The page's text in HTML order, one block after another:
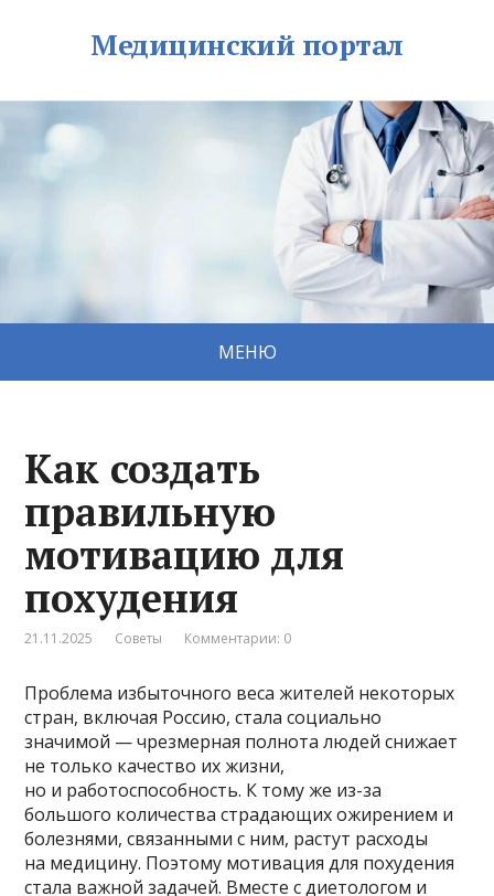
Медицинский портал
МЕНЮ
Как создать
правильную
мотивацию для
похудения
21.11.2025 Советы Комментарии: 0
Проблема избыточного веса жителей некоторых
стран, включая Россию, стала социально
значимой — чрезмерная полнота людей снижает
не только качество их жизни,
но и работоспособность. К тому же из-за
большого количества страдающих ожирением и
болезнями, связанными с ним, растут расходы
на медицину. Поэтому мотивация для похудения
стала важной задачей. Вместе с диетологом и